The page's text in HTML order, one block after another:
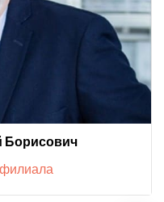
Борисович